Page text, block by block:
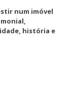
num imóvel
história e